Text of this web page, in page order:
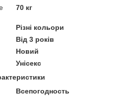
70 кг
Різні кольори
Від 3 років
Новий
Унісекс
Всепогодность